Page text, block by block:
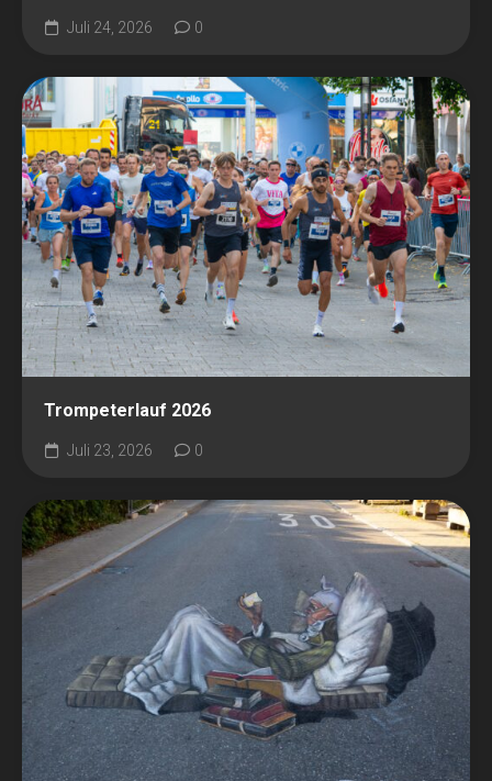
Juli 24, 2026 0
Trompeterlauf 2026
Juli 23, 2026 0